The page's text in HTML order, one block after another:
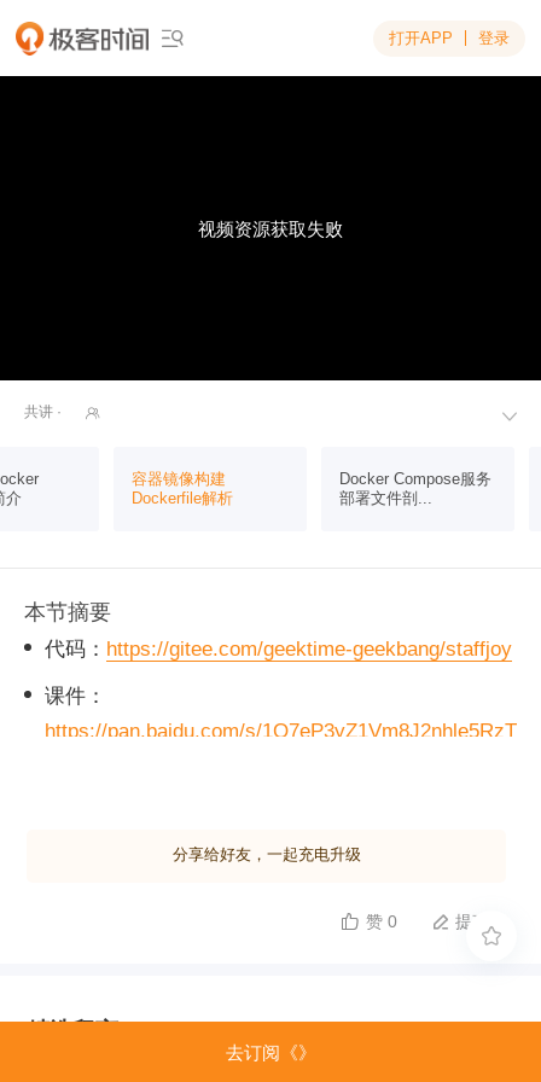
 打开APP 登录
视频资源获取失败

共讲 · 
介
容器镜像构建
Dockerfile解析
Docker Compose服务
部署文件剖...
本节摘要
代码： https://gitee.com/geektime-geekbang/staffjoy
课件：
https://pan.baidu.com/s/1Q7eP3yZ1Vm8J2nhle5RzT
分享给好友，一起充电升级
 赞 0  提建议
精选留言
去订阅《》
